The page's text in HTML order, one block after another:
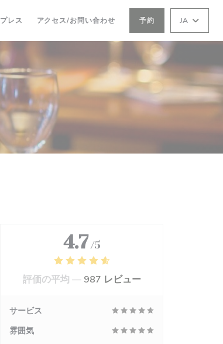
プレス アクセス/お問い合わせ 予約 JA
4.7 /5
評価の平均 — 987 レビュー
サービス
雰囲気